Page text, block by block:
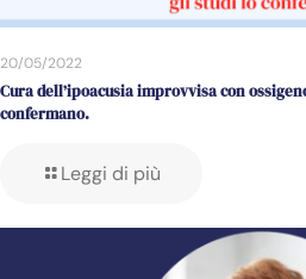
20/05/2022
Cura dell’ipoacusia improvvisa con
confermano.
Leggi di più